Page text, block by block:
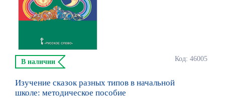
Код: 46005
В наличии
Изучение сказок разных типов в начальной
школе: методическое пособие